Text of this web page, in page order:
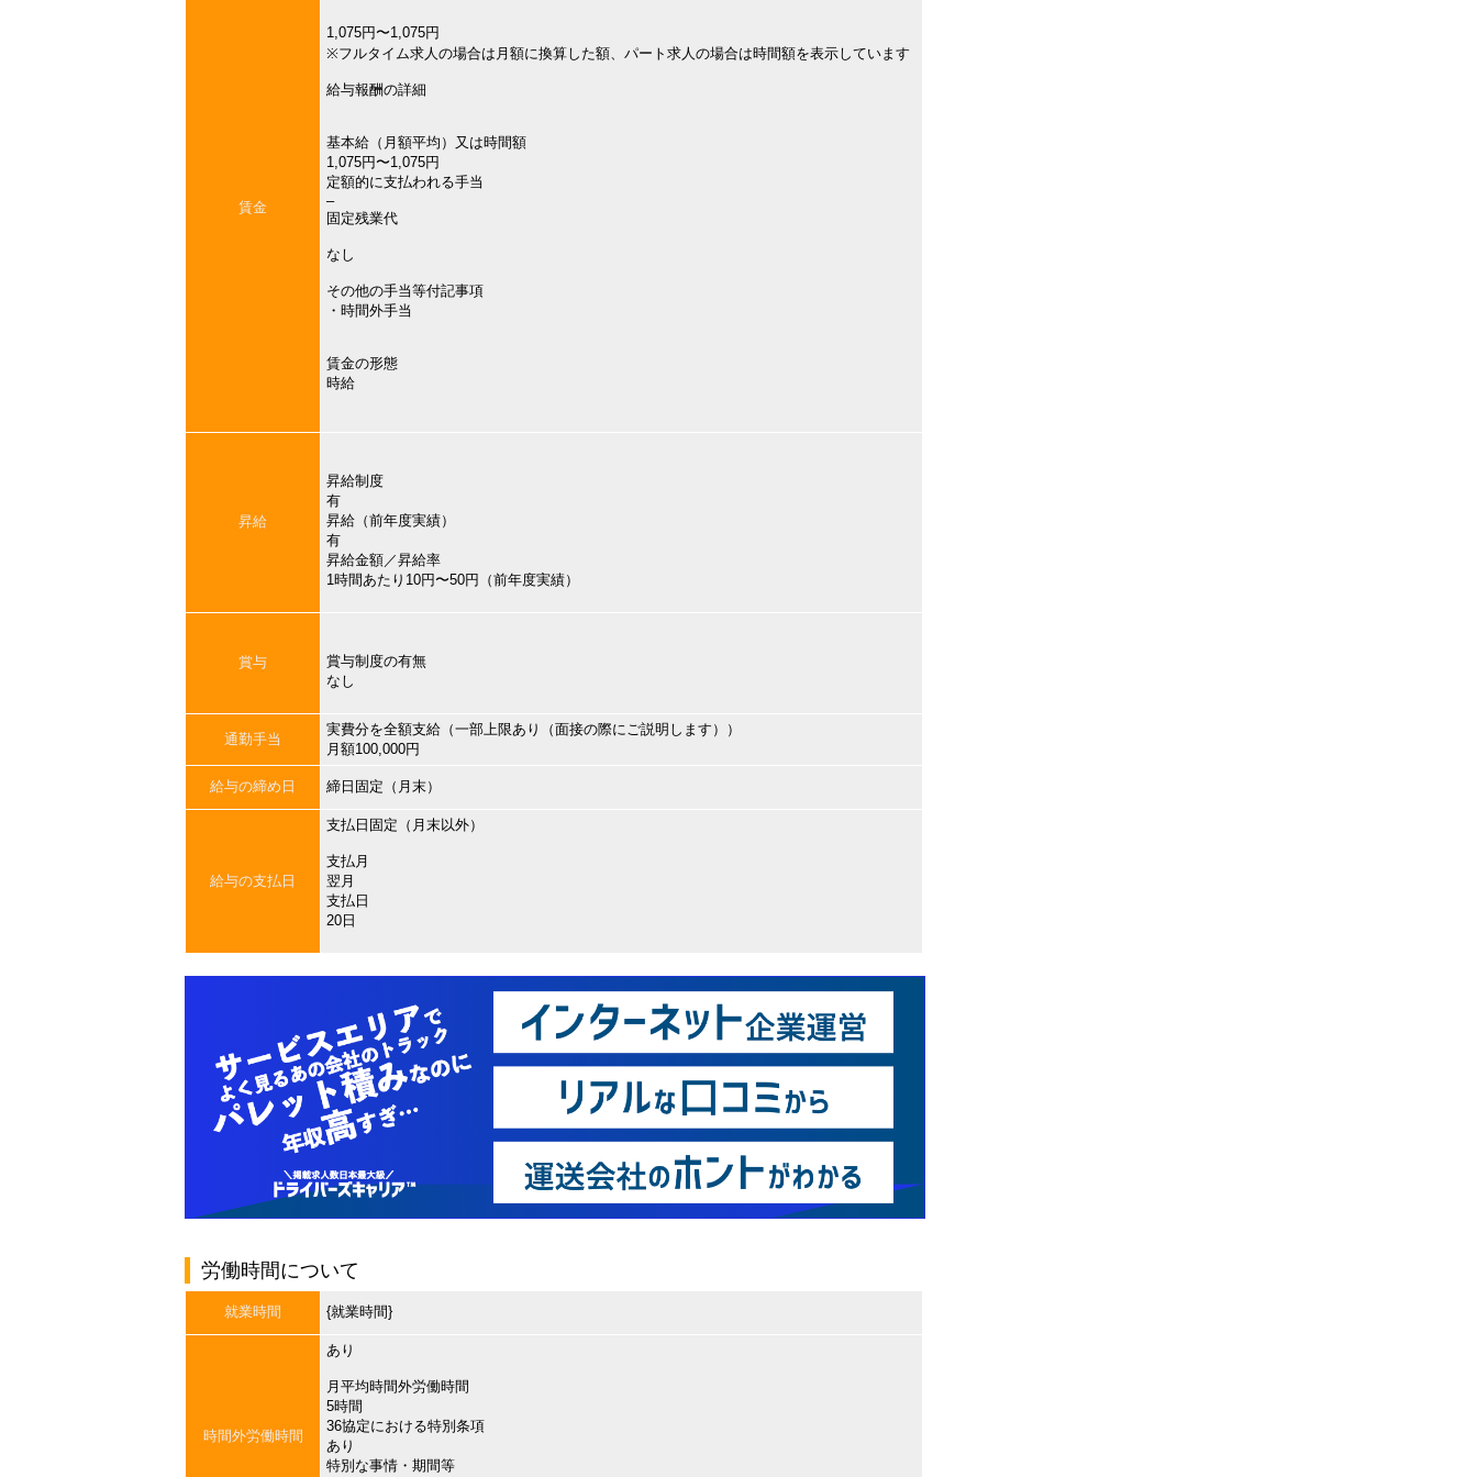
賃金
1,075円〜1,075円
※フルタイム求人の場合は月額に換算した額、パート求人の場合は時間額を表示しています
給与報酬の詳細
基本給（月額平均）又は時間額
1,075円〜1,075円
定額的に支払われる手当
–
固定残業代
なし
その他の手当等付記事項
・時間外手当
賃金の形態
時給
昇給
昇給制度
有
昇給（前年度実績）
有
昇給金額／昇給率
1時間あたり10円〜50円（前年度実績）
賞与
賞与制度の有無
なし
通勤手当
実費分を全額支給（一部上限あり（面接の際にご説明します））
月額100,000円
給与の締め日 締日固定（月末）
給与の支払日
支払日固定（月末以外）
支払月
翌月
支払日
20日
労働時間について
就業時間 {就業時間}
時間外労働時間
あり
月平均時間外労働時間
5時間
36協定における特別条項
あり
特別な事情・期間等